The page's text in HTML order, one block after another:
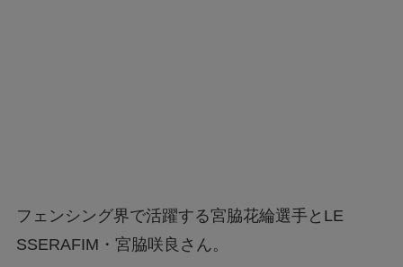
フェンシング界で活躍する宮脇花綸選手とLE
SSERAFIM・宮脇咲良さん。